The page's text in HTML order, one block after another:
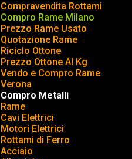
Compravendita Rottami
Compro Rame Milano
Prezzo Rame Usato
Quotazione Rame
Riciclo Ottone
Prezzo Ottone Al Kg
Vendo e Compro Rame
Verona
Compro Metalli
Rame
Cavi Elettrici
Motori Elettrici
Rottami di Ferro
Acciaio